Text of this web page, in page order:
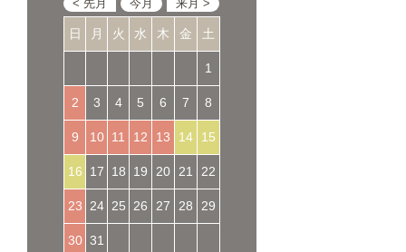
日 月 火 水 木 金 土
1
2 3 4 5 6 7 8
9 10 11 12 13 14 15
16 17 18 19 20 21 22
23 24 25 26 27 28 29
30 31